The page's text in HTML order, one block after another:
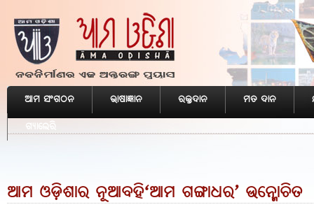
ଆମ ସଂଗଠନ ଭାଷାଜ୍ଞାନ ରକ୍ତଦାନ ମତ ଦାନ
ଗ୍ୟାଲେରି
ଆମ ଓଡ଼ିଶାର ନୂଆବହି‘ଆମ ଗଙ୍ଗାଧର’ ଉନ୍ମୋଚିତ